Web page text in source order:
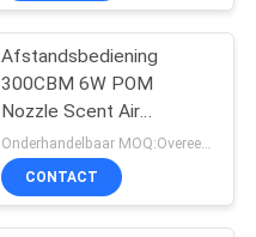
Afstandsbediening
300CBM 6W POM
Nozzle Scent Air
Machine
Onderhandelbaar MOQ:Overeen te komen
CONTACT